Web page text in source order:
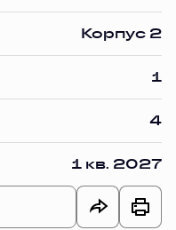
Корпус 2
1
4
1 кв. 2027